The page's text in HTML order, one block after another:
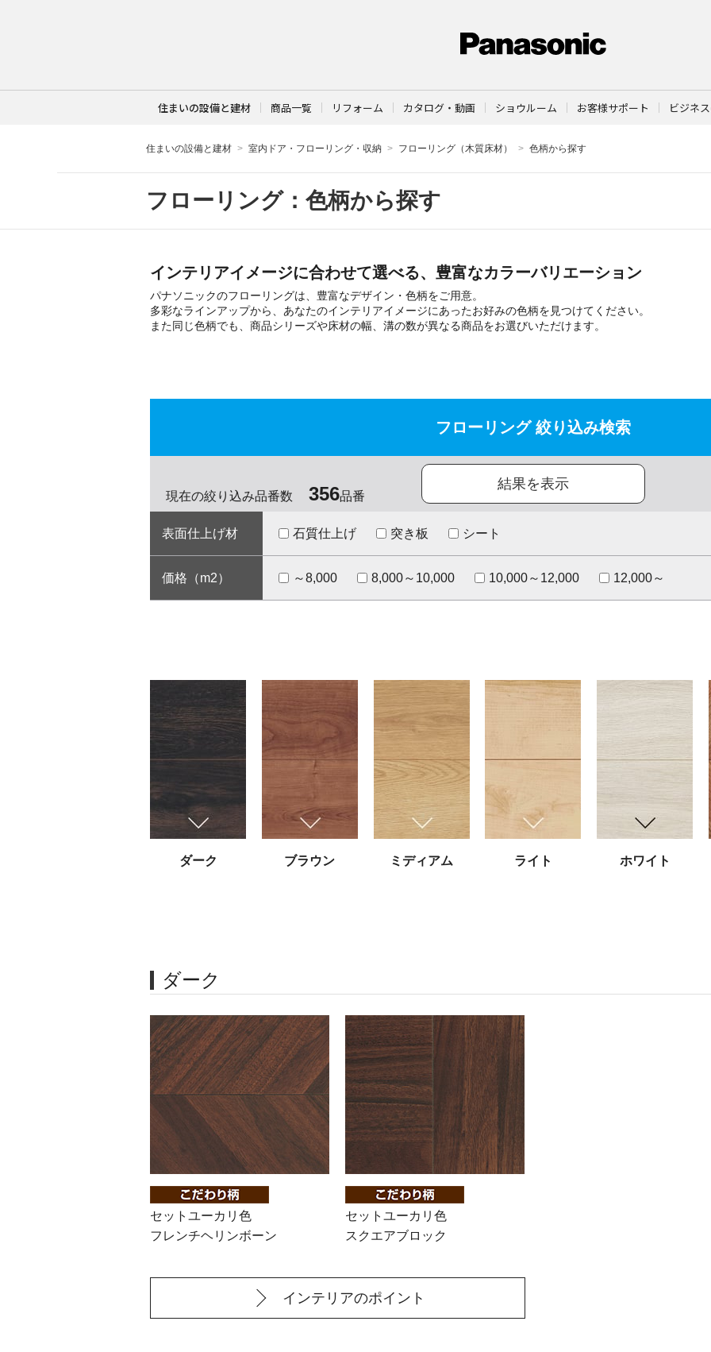
住まいの設備と建材 商品一覧 リフォーム カタログ・動画 ショウルーム お客様サポート ビジネ
住まいの設備と建材 室内ドア・フローリング・収納 フローリング（木質床材） 色柄から探す
フローリング：色柄から探す
インテリアイメージに合わせて選べる、豊富なカラーバリエーション
パナソニックのフローリングは、豊富なデザイン・色柄をご用意。
多彩なラインアップから、あなたのインテリアイメージにあったお好みの色柄を見つけてください。
また同じ色柄でも、商品シリーズや床材の幅、溝の数が異なる商品をお選びいただけます。
フローリング 絞り込み検索
現在の絞り込み品番数 356品番
結果を表示
表面仕上げ材 石質仕上げ 突き板 シート
価格（m2） ～8,000 8,000～10,000 10,000～12,000 12,000～
ダーク ブラウン ミディアム ライト ホワイト
ダーク
セットユーカリ色
フレンチヘリンボーン
セットユーカリ色
スクエアブロック
インテリアのポイント